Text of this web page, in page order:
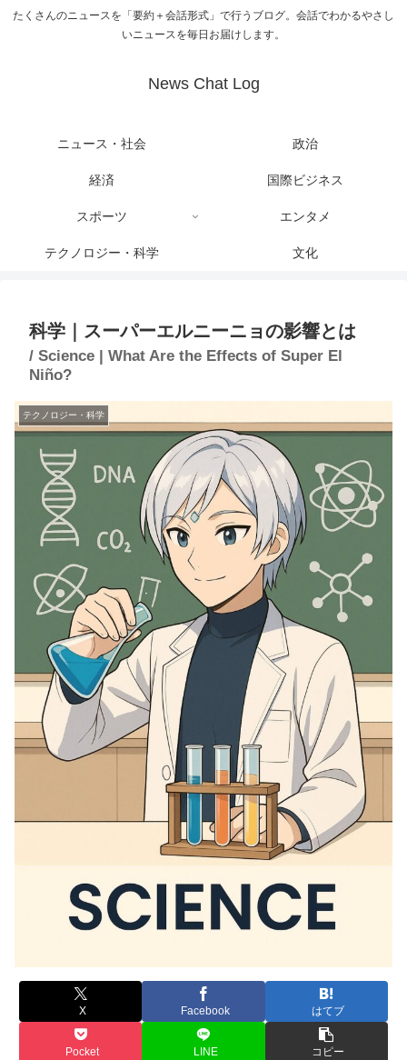
たくさんのニュースを「要約＋会話形式」で行うブログ。会話でわかるやさし
いニュースを毎日お届けします。
News Chat Log
ニュース・社会 政治
経済 国際ビジネス
スポーツ エンタメ
テクノロジー・科学 文化
科学｜スーパーエルニーニョの影響とは
/ Science | What Are the Effects of Super El
Niño?
テクノロジー・科学
X Facebook はてブ
Pocket LINE コピー